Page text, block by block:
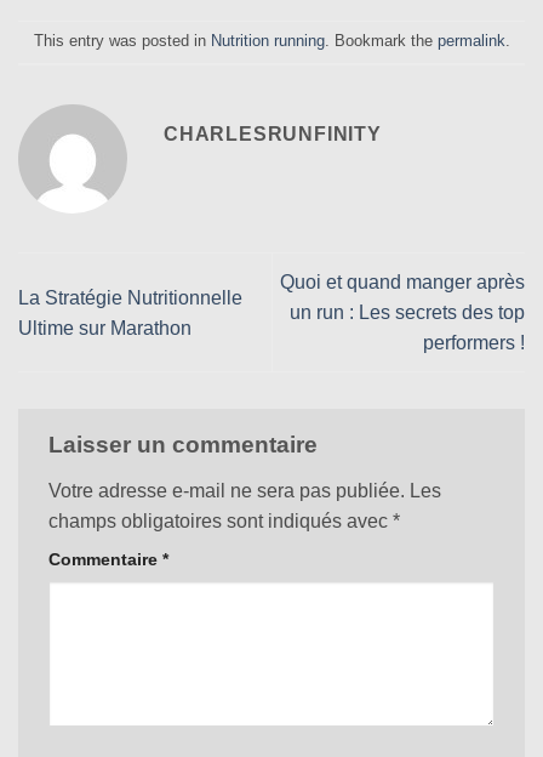
This entry was posted in Nutrition running. Bookmark the permalink.
CHARLESRUNFINITY
La Stratégie Nutritionnelle
Ultime sur Marathon
Quoi et quand manger après
un run : Les secrets des top
performers !
Laisser un commentaire
Votre adresse e-mail ne sera pas publiée. Les
champs obligatoires sont indiqués avec *
Commentaire *